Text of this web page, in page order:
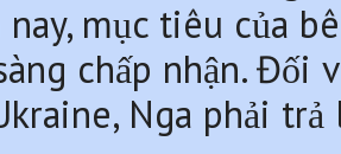
nay, mục tiêu của
chấp nhận. Đối
Nga phải